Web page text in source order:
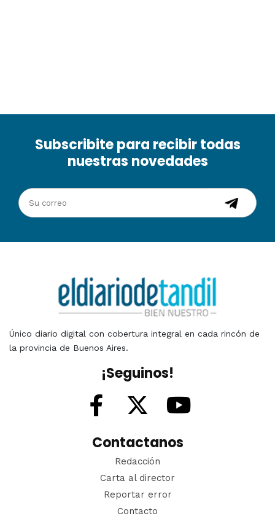
Subscribite para recibir todas
nuestras novedades
Único diario digital con cobertura integral en cada rincón de
la provincia de Buenos Aires.
¡Seguinos!
Contactanos
Redacción
Carta al director
Reportar error
Contacto